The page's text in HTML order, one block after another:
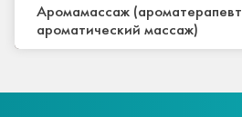
Аромамассаж
ароматический массаж)